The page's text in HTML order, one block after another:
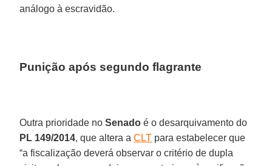
análogo à escravidão.
Punição após segundo flagrante
Outra prioridade noSenado é o desarquivamento do
PL 149/2014, que altera aCLT para estabelecer que
“a fiscalização deverá observar o critério de dupla